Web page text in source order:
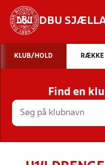
DBU
STILLINGER,
KLUB/HOLD RÆKKE
Find en